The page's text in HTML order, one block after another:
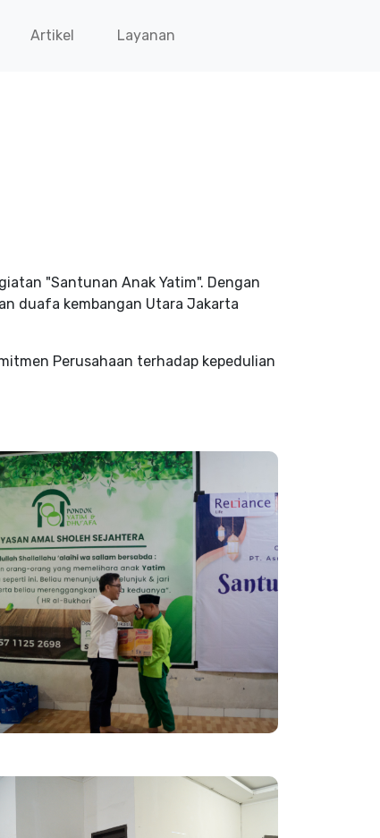
Artikel Layanan
"Santunan Anak Yatim". Dengan
duafa kembangan Utara Jakarta
Perusahaan terhadap kepedulian